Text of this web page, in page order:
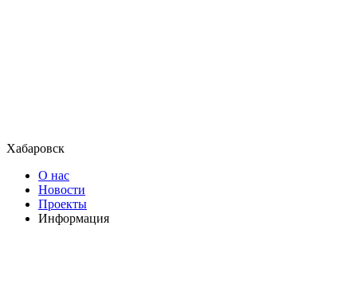
Хабаровск
О нас
Новости
Проекты
Информация